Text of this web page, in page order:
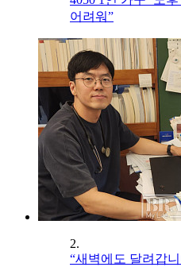
어려워”
2.
“새벽에도 달려갑